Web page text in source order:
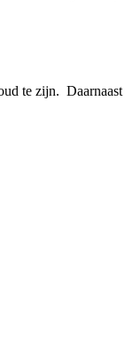
te zijn.